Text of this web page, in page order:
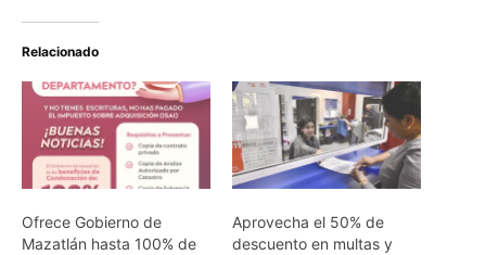
Relacionado
Ofrece Gobierno de
Mazatlán hasta 100% de
Aprovecha el 50% de
descuento en multas y